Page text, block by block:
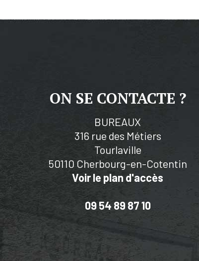
ON SE CONTACTE ?
BUREAUX
316 rue des Métiers
Tourlaville
50110 Cherbourg-en-Cotentin
Voir le plan d'accès
09 54 89 87 10